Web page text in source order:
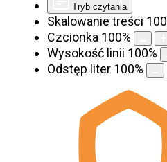
Tryb czytania
Skalowanie treści 100
Czcionka 100%
Wysokość linii 100%
Odstęp liter 100%